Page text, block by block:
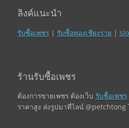
ลิงค์แนะนำ
รับซื้อเพชร| รับซื้อทองเชียงราย |
ร้านรับซื้อเพชร
ต้องการขายเพชร ต้องเว็บ รับซื้อเพชร
ราคาสูง ส่งรูปมาที่ไลน์